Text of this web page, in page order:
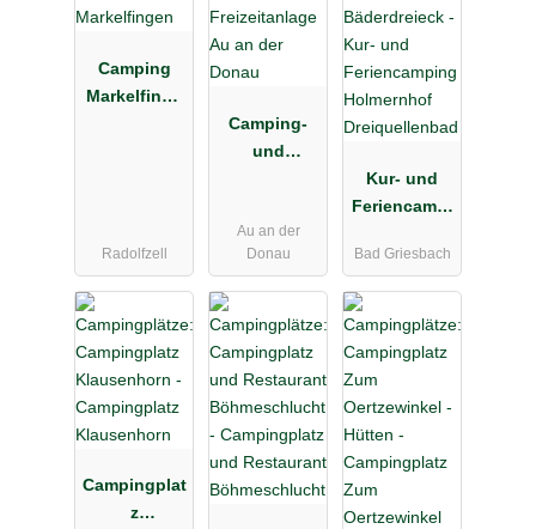
Camping
Markelfinge
Radolfzell
Camping-
und
Donau
Au an der
Donau
Kur- und
Feriencampi
Holmernhof
Dreiquellenb
ad
Bad Griesbach
Campingplat
z